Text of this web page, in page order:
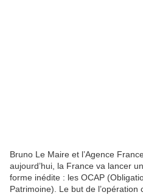
Bruno Le Maire et l’Agence
aujourd’hui, la France va lancer
forme inédite : les OCAP
Patrimoine). Le but de